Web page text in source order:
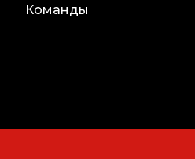
Команды